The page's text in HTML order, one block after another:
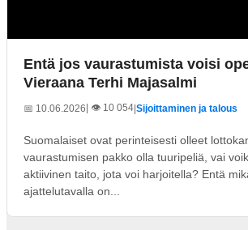
Entä jos vaurastumista voisi
Vieraana Terhi Majasalmi
📅 10.06.2026| 👁️ 10 054 Sijoittaminen ja talous
Suomalaiset ovat perinteisesti olleet
vaurastumisen pakko olla tuuripeliä, vai
aktiivinen taito, jota voi harjoitella? Entä
ajattelutavalla on...